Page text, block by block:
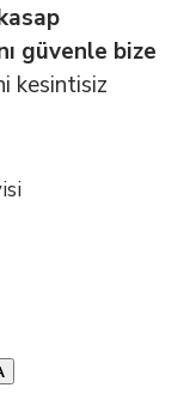
güvenle bize
kesintisiz